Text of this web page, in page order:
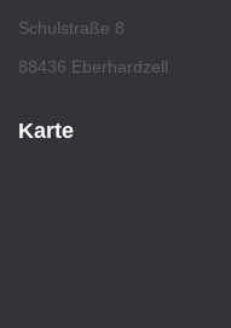
Schulstraße 8
88436 Eberhardzell
Karte